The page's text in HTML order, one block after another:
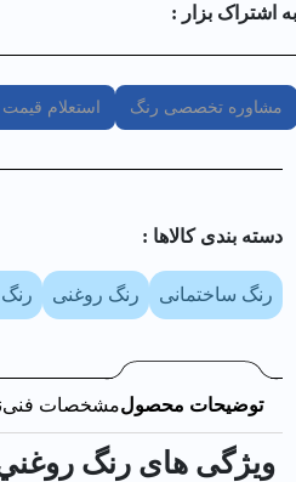
به اشتراک بزار :
مشاوره تخصصی رنگ استعلام
دسته بندی کالا‌ها :
رنگ ساختمانی رنگ روغنی
توضیحات محصولمشخصات فنی
ویژگی های رنگ